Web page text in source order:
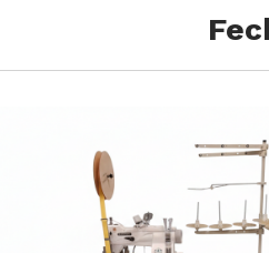
Bordadeiras
Doméstica
Doméstica
Doméstica
Detector de